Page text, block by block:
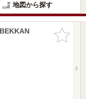
地図から探す
お気に入
りに追加